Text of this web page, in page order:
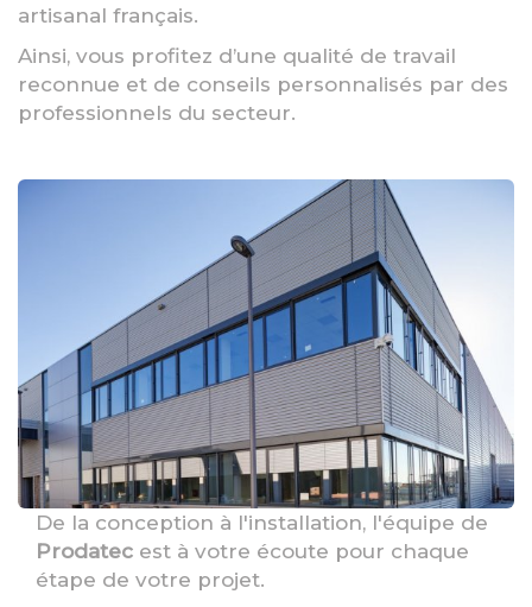
artisanal français.
Ainsi, vous profitez d’une qualité de travail
reconnue et de conseils personnalisés par des
professionnels du secteur.
De la conception à l'installation, l'équipe de
Prodatec est à votre écoute pour chaque
étape de votre projet.